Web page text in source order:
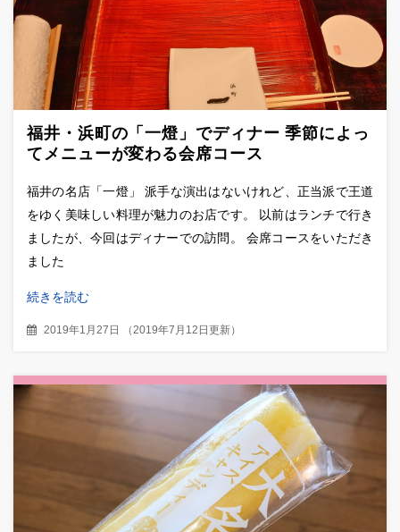
福井・浜町の「一燈」でディナー 季節によっ
てメニューが変わる会席コース
福井の名店「一燈」 派手な演出はないけれど、正当派で王道
をゆく美味しい料理が魅力のお店です。 以前はランチで行き
ましたが、今回はディナーでの訪問。 会席コースをいただき
ました
続きを読む
2019年1月27日 （ 2019年7月12日更新）